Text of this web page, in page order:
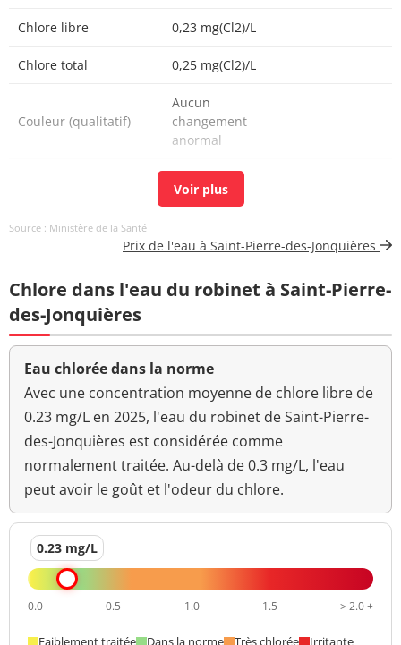
Chlore libre 0,23 mg(Cl2)/L
Chlore total 0,25 mg(Cl2)/L
Couleur (qualitatif)
Aucun
changement
anormal
<1 n/(100mL)
Bact. aér. revivifiables
<1 n/mL
Bact. aér. revivifiables
à 36°-44h
<1 n/mL
Ammonium (en NH4) <0,020 mg/L <=0,1 mg/L
Odeur (qualitatif)
changement
anormal
pH 7,6 unité pH
>=6,5 et <=9
Saveur (qualitatif)
Aucun
Température de l'eau 17 °C <=25 °C
0,35 NFU <=2 NFU
Source : Ministère de la Santé
Prix de l'eau à Saint-Pierre-des-Jonquières
Chlore dans l'eau du robinet à Saint-Pierre-
des-Jonquières
Eau chlorée dans la norme
Avec une concentration moyenne de chlore libre de
0.23 mg/L en 2025, l'eau du robinet de Saint-Pierre-
des-Jonquières est considérée comme
normalement traitée. Au-delà de 0.3 mg/L, l'eau
peut avoir le goût et l'odeur du chlore.
0.23 mg/L
0.0 0.5 1.0 1.5 > 2.0 +
Faiblement traitée Dans la norme Très chlorée Irritante